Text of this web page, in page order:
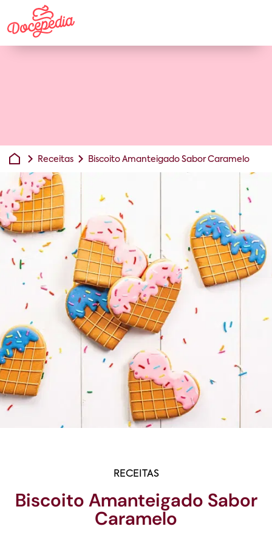
Receitas Biscoito Amanteigado Sabor Caramelo
RECEITAS
Biscoito Amanteigado Sabor
Caramelo